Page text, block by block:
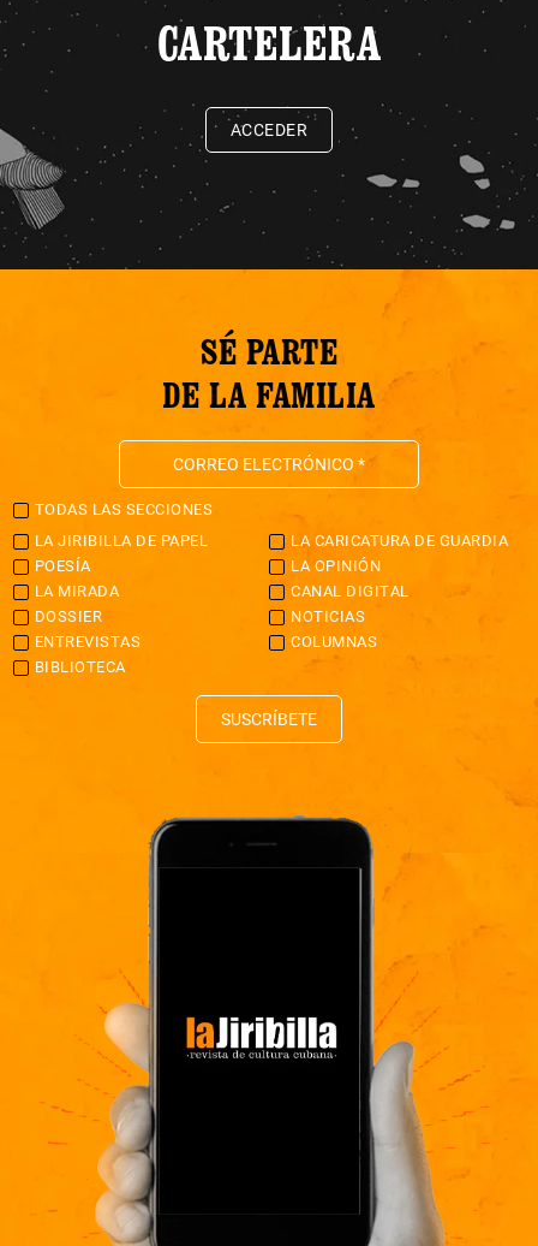
CARTELERA
ACCEDER
SÉ PARTE
DE LA FAMILIA
TODAS LAS SECCIONES
LA JIRIBILLA DE PAPEL
LA CARICATURA DE GUARDIA
POESÍA
LA OPINIÓN
LA MIRADA
CANAL DIGITAL
DOSSIER
NOTICIAS
ENTREVISTAS
COLUMNAS
BIBLIOTECA
SUSCRÍBETE